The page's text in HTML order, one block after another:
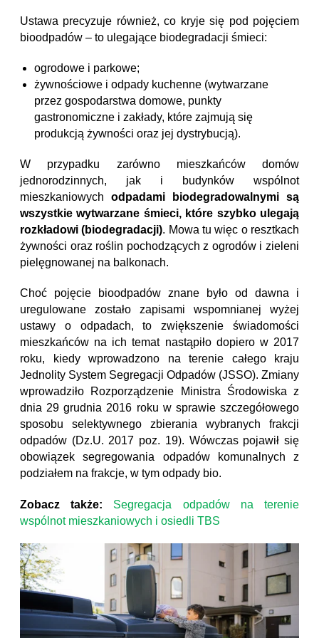
Ustawa precyzuje również, co kryje się pod pojęciem
bioodpadów – to ulegające biodegradacji śmieci:
ogrodowe i parkowe;
żywnościowe i odpady kuchenne (wytwarzane
przez gospodarstwa domowe, punkty
gastronomiczne i zakłady, które zajmują się
produkcją żywności oraz jej dystrybucją).
W przypadku zarówno mieszkańców domów
jednorodzinnych, jak i budynków wspólnot
mieszkaniowych odpadami biodegradowalnymi są
wszystkie wytwarzane śmieci, które szybko ulegają
rozkładowi (biodegradacji). Mowa tu więc o resztkach
żywności oraz roślin pochodzących z ogrodów i zieleni
pielęgnowanej na balkonach.
Choć pojęcie bioodpadów znane było od dawna i
uregulowane zostało zapisami wspomnianej wyżej
ustawy o odpadach, to zwiększenie świadomości
mieszkańców na ich temat nastąpiło dopiero w 2017
roku, kiedy wprowadzono na terenie całego kraju
Jednolity System Segregacji Odpadów (JSSO). Zmiany
wprowadziło Rozporządzenie Ministra Środowiska z
dnia 29 grudnia 2016 roku w sprawie szczegółowego
sposobu selektywnego zbierania wybranych frakcji
odpadów (Dz.U. 2017 poz. 19). Wówczas pojawił się
obowiązek segregowania odpadów komunalnych z
podziałem na frakcje, w tym odpady bio.
Zobacz także:
Segregacja odpadów na terenie
wspólnot mieszkaniowych i osiedli TBS